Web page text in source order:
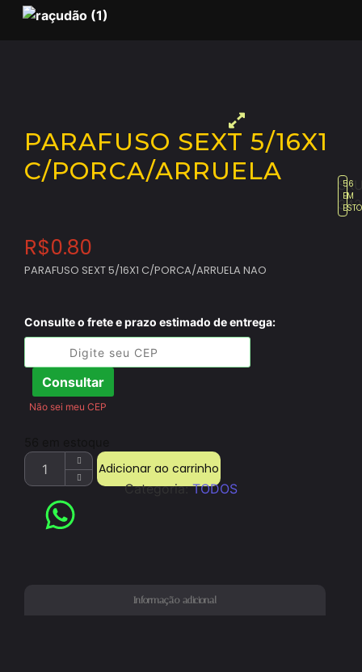
PARAFUSO SEXT 5/16X1
C/PORCA/ARRUELA
342
56
EM
R$0.80
PARAFUSO SEXT 5/16X1 C/PORCA/ARRUELA NAO
Consulte o frete e prazo estimado de entrega:
Consultar
Não sei meu CEP
Adicionar ao carrinho
Categoria:TODOS
Informação adicional